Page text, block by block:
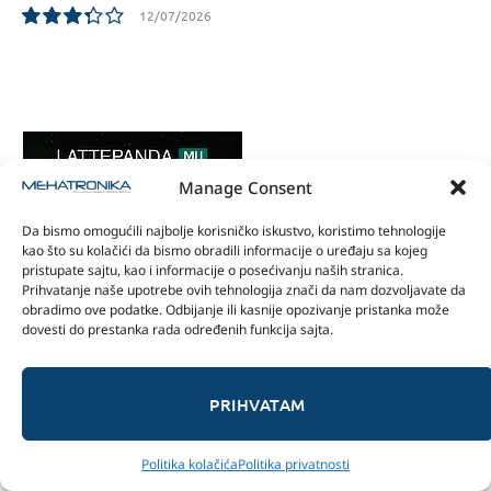
Manage Consent
Da bismo omogućili najbolje korisničko iskustvo, koristimo tehnologije
kao što su kolačići da bismo obradili informacije o uređaju sa kojeg
pristupate sajtu, kao i informacije o posećivanju naših stranica.
Prihvatanje naše upotrebe ovih tehnologija znači da nam dozvoljavate da
obradimo ove podatke. Odbijanje ili kasnije opozivanje pristanka može
dovesti do prestanka rada određenih funkcija sajta.
PRIHVATAM
Politika kolačićaPolitika privatnosti
12/07/2026